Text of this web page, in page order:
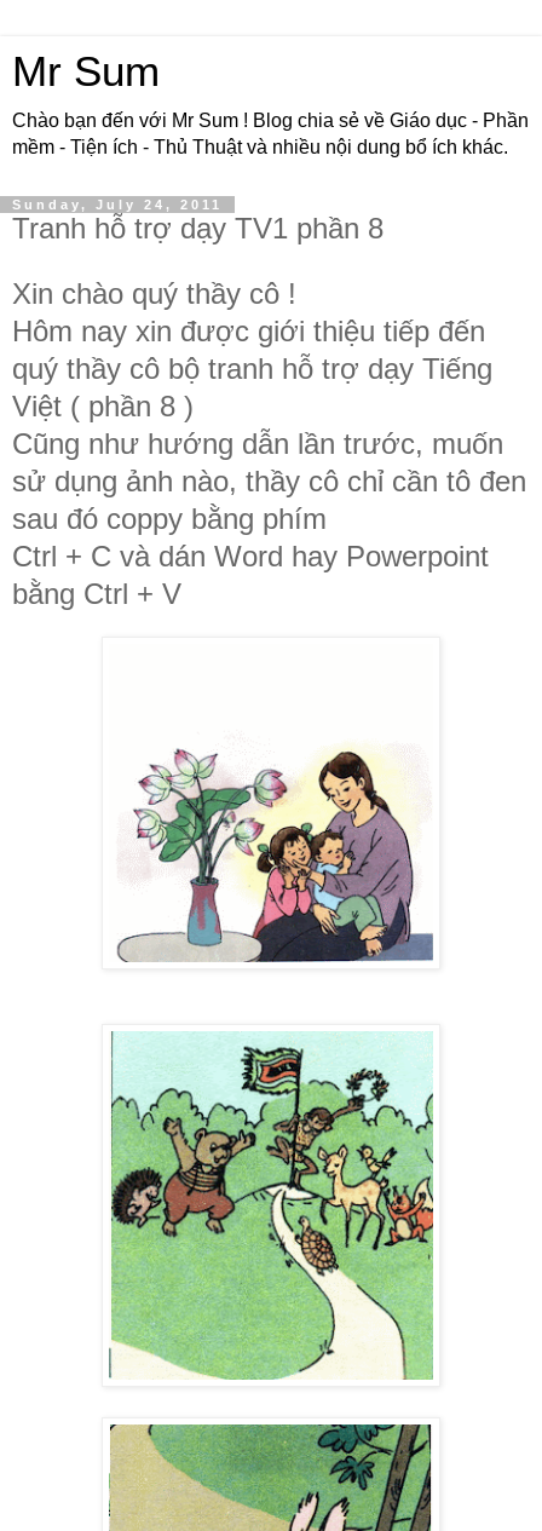
Mr Sum
Chào bạn đến với Mr Sum ! Blog chia sẻ về Giáo dục - Phần
mềm - Tiện ích - Thủ Thuật và nhiều nội dung bổ ích khác.
Sunday, July 24, 2011
Tranh hỗ trợ dạy TV1 phần 8
Xin chào quý thầy cô !
Hôm nay xin được giới thiệu tiếp đến
quý thầy cô bộ tranh hỗ trợ dạy Tiếng
Việt ( phần 8 )
Cũng như hướng dẫn lần trước, muốn
sử dụng ảnh nào, thầy cô chỉ cần tô đen
sau đó coppy bằng phím
Ctrl + C và dán Word hay Powerpoint
bằng Ctrl + V